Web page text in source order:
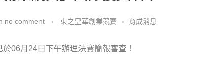
no comment 東之皇華創業競賽 育成消息
06月24日下午辦理決賽簡報審查！